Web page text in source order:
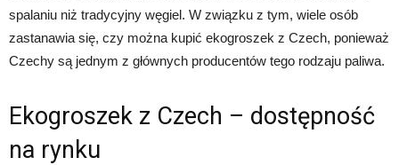
spalaniu niż tradycyjny węgiel. W związku z tym, wiele osób
zastanawia się, czy można kupić ekogroszek z Czech, ponieważ
Czechy są jednym z głównych producentów tego rodzaju paliwa.
Ekogroszek z Czech – dostępność
na rynku